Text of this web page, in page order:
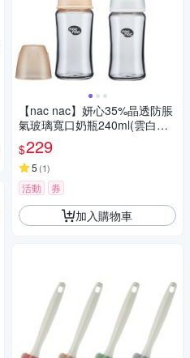
【nac nac】妍心35%晶透防脹
氣玻璃寬口奶瓶240ml(雲白色/
淡奶茶/新生兒適用)
$229
5 (1)
活動 券
加入購物車